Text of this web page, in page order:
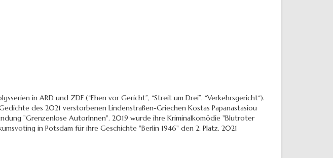
in ARD und ZDF (“Ehen vor Gericht”, “Streit um Drei”, “Verkehrsgericht“).
des 2021 verstorbenen Lindenstraßen-Griechen Kostas Papanastasiou
"Grenzenlose AutorInnen". 2019 wurde ihre Kriminalkomödie "Blutroter
in Potsdam für ihre Geschichte "Berlin 1946" den 2. Platz. 2021